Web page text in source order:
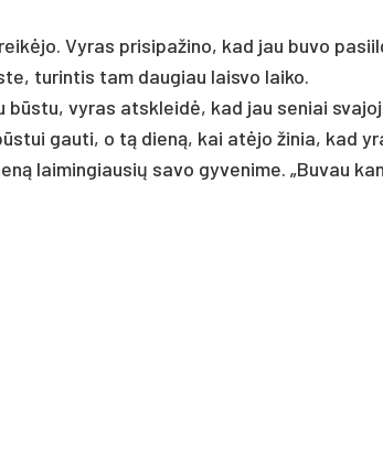
Vyras prisipažino, kad jau buvo
turintis tam daugiau laisvo laiko.
vyras atskleidė, kad jau seniai
gauti, o tą dieną, kai atėjo žinia, kad
laimingiausių savo gyvenime. „Buvau